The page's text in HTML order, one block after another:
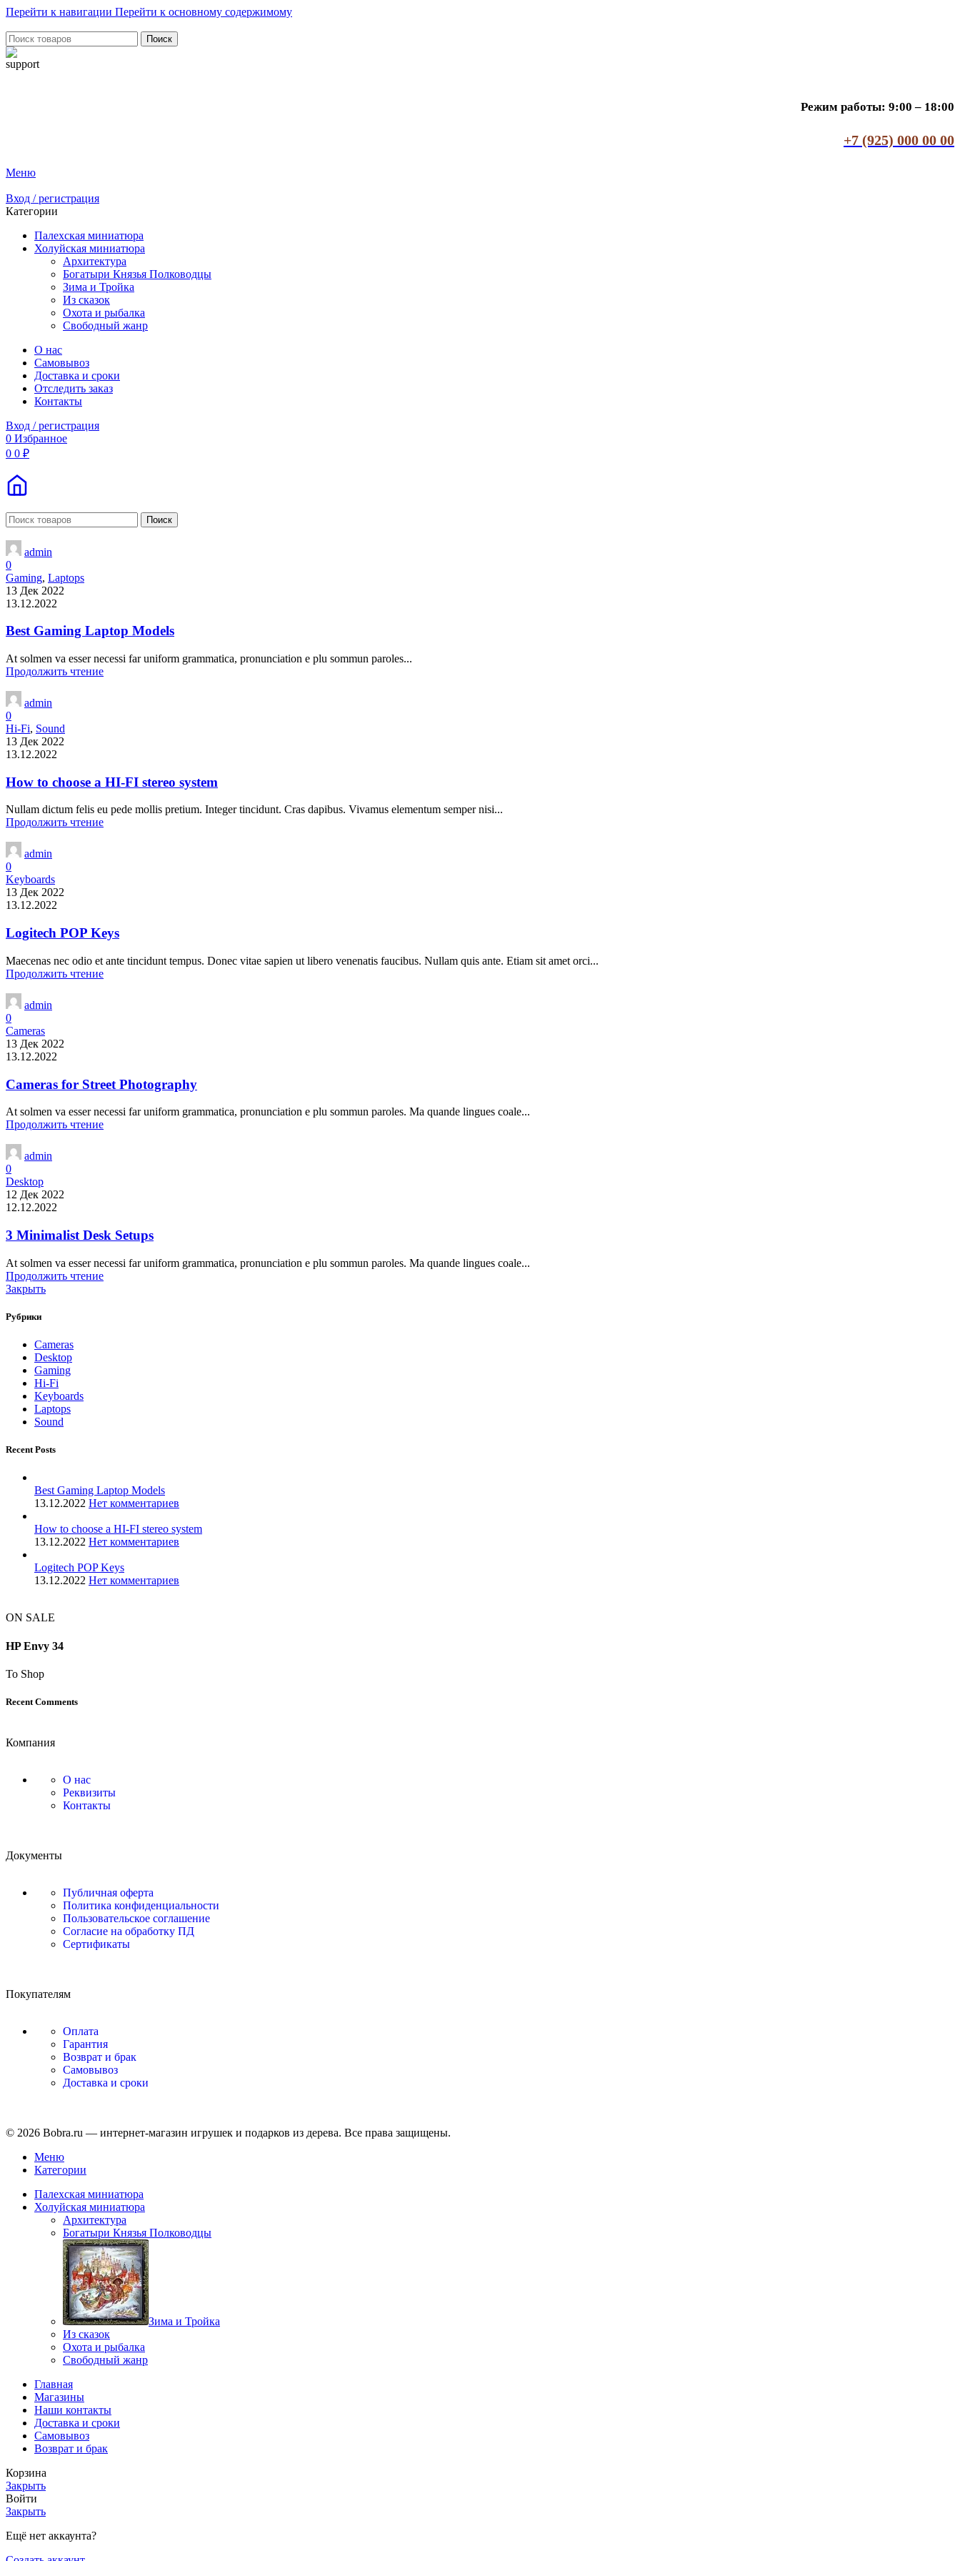
Перейти к навигации Перейти к основному содержимому
Поиск
Режим работы: 9:00 – 18:00
+7 (925) 000 00 00
Меню
Вход / регистрация
Категории
Палехская миниатюра
Холуйская миниатюра
Архитектура
Богатыри Князья Полководцы
Зима и Тройка
Из сказок
Охота и рыбалка
Свободный жанр
О нас
Самовывоз
Доставка и сроки
Отследить заказ
Контакты
Вход / регистрация
0 Избранное
0 0 ₽
Поиск
admin
0
Gaming, Laptops
13 Дек 2022
13.12.2022
Best Gaming Laptop Models
At solmen va esser necessi far uniform grammatica, pronunciation e plu sommun paroles...
Продолжить чтение
admin
0
Hi-Fi, Sound
13 Дек 2022
13.12.2022
How to choose a HI-FI stereo system
Nullam dictum felis eu pede mollis pretium. Integer tincidunt. Cras dapibus. Vivamus elementum semper nisi...
Продолжить чтение
admin
0
Keyboards
13 Дек 2022
13.12.2022
Logitech POP Keys
Maecenas nec odio et ante tincidunt tempus. Donec vitae sapien ut libero venenatis faucibus. Nullam quis ante. Etiam sit amet orci...
Продолжить чтение
admin
0
Cameras
13 Дек 2022
13.12.2022
Cameras for Street Photography
At solmen va esser necessi far uniform grammatica, pronunciation e plu sommun paroles. Ma quande lingues coale...
Продолжить чтение
admin
0
Desktop
12 Дек 2022
12.12.2022
3 Minimalist Desk Setups
At solmen va esser necessi far uniform grammatica, pronunciation e plu sommun paroles. Ma quande lingues coale...
Продолжить чтение
Закрыть
Рубрики
Cameras
Desktop
Gaming
Hi-Fi
Keyboards
Laptops
Sound
Recent Posts
Best Gaming Laptop Models
13.12.2022 Нет комментариев
How to choose a HI-FI stereo system
13.12.2022 Нет комментариев
Logitech POP Keys
13.12.2022 Нет комментариев
ON SALE
HP Envy 34
To Shop
Recent Comments
Компания
О нас
Реквизиты
Контакты
Документы
Публичная оферта
Политика конфиденциальности
Пользовательское соглашение
Согласие на обработку ПД
Сертификаты
Покупателям
Оплата
Гарантия
Возврат и брак
Самовывоз
Доставка и сроки
© 2026 Bobra.ru — интернет-магазин игрушек и подарков из дерева. Все права защищены.
Меню
Категории
Палехская миниатюра
Холуйская миниатюра
Архитектура
Богатыри Князья Полководцы
Зима и Тройка
Из сказок
Охота и рыбалка
Свободный жанр
Главная
Магазины
Наши контакты
Доставка и сроки
Самовывоз
Возврат и брак
Корзина
Закрыть
Войти
Закрыть
Ещё нет аккаунта?